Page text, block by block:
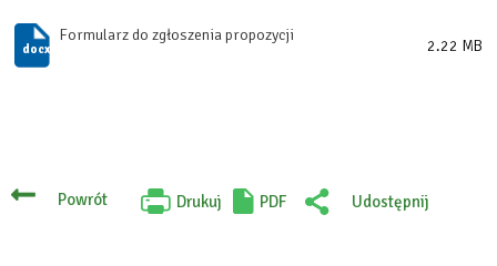
Formularz do zgłoszenia propozycji
2.22 MB
Powrót Drukuj
Will
PDF
Udostępnij